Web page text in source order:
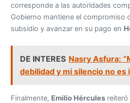
corresponde a las autoridades
Gobierno mantiene el compromiso
subsidio y avanzar en su pago en
DE INTERES Nasry Asfura:
debilidad y mi silencio no es
Finalmente, Emilio Hércules